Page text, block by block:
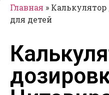
Главная »
для детей